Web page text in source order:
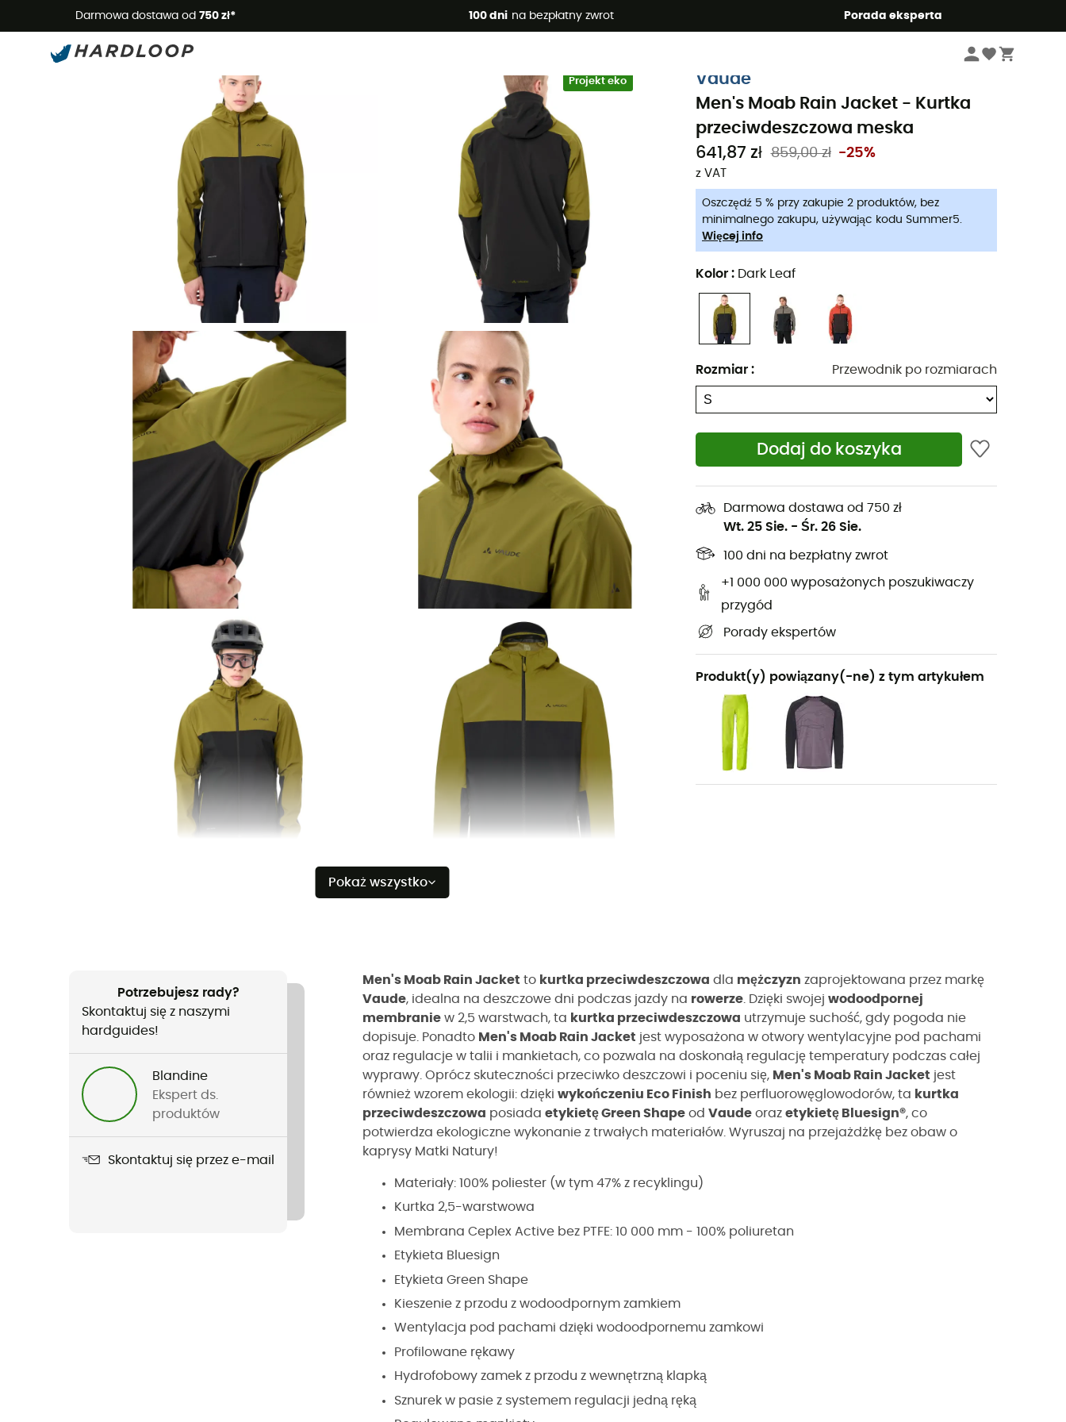
Darmowa dostawa od 750 zł* 100 dni na bezpłatny zwrot Porada eksperta
Letnie promocje 🔥 -5% DODATKOWO przy zakupie 2 produktów*, kod Summer5
Projekt eko
Pokaż wszystko
Kurtki przeciwdeszczowe meskie
Vaude
Men's Moab Rain Jacket - Kurtka
przeciwdeszczowa meska
641,87 zł 859,00 zł -25%
z VAT
Oszczędź 5 % przy zakupie 2 produktów, bez
minimalnego zakupu, używając kodu Summer5.
Więcej info
Kolor : Dark Leaf
Rozmiar : Przewodnik po rozmiarach
Dodaj do koszyka
Darmowa dostawa od 750 zł
Wt. 25 Sie. - Śr. 26 Sie.
100 dni na bezpłatny zwrot
+1 000 000 wyposażonych poszukiwaczy
przygód
Porady ekspertów
Produkt(y) powiązany(-ne) z tym artykułem
Potrzebujesz rady?
Skontaktuj się z naszymi
hardguides!
Blandine
Ekspert ds.
produktów
Skontaktuj się przez e-mail
Men's Moab Rain Jacket to kurtka przeciwdeszczowa dla mężczyzn zaprojektowana przez markę
Vaude, idealna na deszczowe dni podczas jazdy na rowerze . Dzięki swojej wodoodpornej
membranie w 2,5 warstwach, ta kurtka przeciwdeszczowa utrzymuje suchość, gdy pogoda nie
dopisuje. Ponadto Men's Moab Rain Jacket jest wyposażona w otwory wentylacyjne pod pachami
oraz regulacje w talii i mankietach, co pozwala na doskonałą regulację temperatury podczas całej
wyprawy. Oprócz skuteczności przeciwko deszczowi i poceniu się, Men's Moab Rain Jacket jest
również wzorem ekologii: dzięki wykończeniu Eco Finish bez perfluorowęglowodorów, ta kurtka
przeciwdeszczowa posiada etykietę Green Shape od Vaude oraz etykietę Bluesign®, co
potwierdza ekologiczne wykonanie z trwałych materiałów. Wyruszaj na przejażdżkę bez obaw o
kaprysy Matki Natury!
Materiały: 100% poliester (w tym 47% z recyklingu)
Kurtka 2,5-warstwowa
Membrana Ceplex Active bez PTFE: 10 000 mm - 100% poliuretan
Etykieta Bluesign
Etykieta Green Shape
Kieszenie z przodu z wodoodpornym zamkiem
Wentylacja pod pachami dzięki wodoodpornemu zamkowi
Profilowane rękawy
Hydrofobowy zamek z przodu z wewnętrzną klapką
Sznurek w pasie z systemem regulacji jedną ręką